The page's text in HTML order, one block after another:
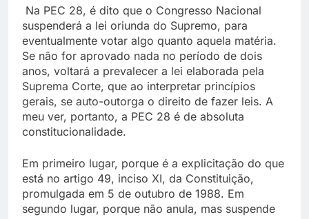
Na PEC 28, é dito que o Congresso Nacional
suspenderá a lei oriunda do Supremo, para
eventualmente votar algo quanto aquela matéria.
Se não for aprovado nada no período de dois
anos, voltará a prevalecer a lei elaborada pela
Suprema Corte, que ao interpretar princípios
gerais, se auto-outorga o direito de fazer leis. A
meu ver, portanto, a PEC 28 é de absoluta
constitucionalidade.
Em primeiro lugar, porque é a explicitação do que
está no artigo 49, inciso XI, da Constituição,
promulgada em 5 de outubro de 1988. Em
segundo lugar, porque não anula, mas suspende